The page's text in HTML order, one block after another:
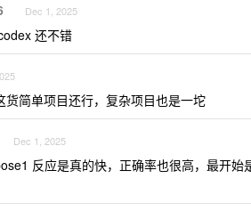
Dec 1, 2025
还不错
货简单项目还行，复杂项目也是一坨
Dec 1, 2025
反应是真的快，正确率也很高，最开